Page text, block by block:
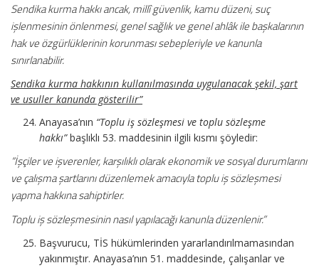
Sendika kurma hakkı ancak, millî güvenlik, kamu düzeni, suç
işlenmesinin önlenmesi, genel sağlık ve genel ahlâk ile başkalarının
hak ve özgürlüklerinin korunması sebepleriyle ve kanunla
sınırlanabilir.
Sendika kurma hakkının kullanılmasında uygulanacak şekil, şart
ve usuller kanunda gösterilir”
Anayasa’nın “Toplu iş sözleşmesi ve toplu sözleşme
hakkı”başlıklı 53. maddesinin ilgili kısmı şöyledir:
“İşçiler ve işverenler, karşılıklı olarak ekonomik ve sosyal durumlarını
ve çalışma şartlarını düzenlemek amacıyla toplu iş sözleşmesi
yapma hakkına sahiptirler.
Toplu iş sözleşmesinin nasıl yapılacağı kanunla düzenlenir.”
Başvurucu, TİS hükümlerinden yararlandırılmamasından
yakınmıştır. Anayasa’nın 51. maddesinde, çalışanlar ve